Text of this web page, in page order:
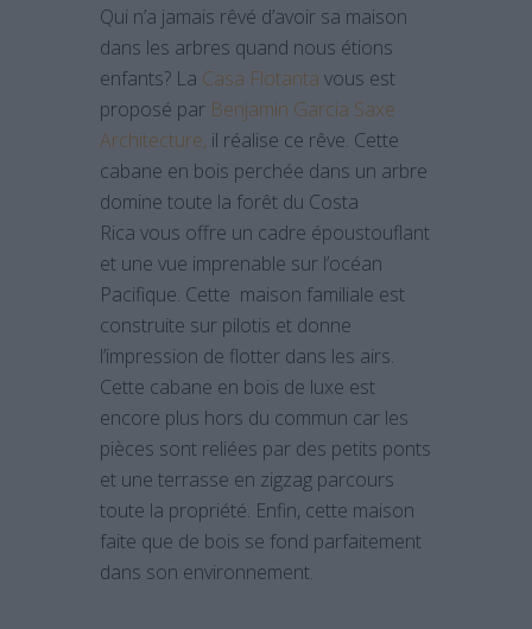
Qui n’a jamais rêvé d’avoir sa maison
dans les arbres quand nous étions
enfants? La Casa Flotanta vous est
proposé par Benjamin Garcia Saxe
Architecture, il réalise ce rêve. Cette
cabane en bois perchée dans un arbre
domine toute la forêt du Costa
Rica vous offre un cadre époustouflant
et une vue imprenable sur l’océan
Pacifique. Cette maison familiale est
construite sur pilotis et donne
l’impression de flotter dans les airs.
Cette cabane en bois de luxe est
encore plus hors du commun car les
pièces sont reliées par des petits ponts
et une terrasse en zigzag parcours
toute la propriété. Enfin, cette maison
faite que de bois se fond parfaitement
dans son environnement.